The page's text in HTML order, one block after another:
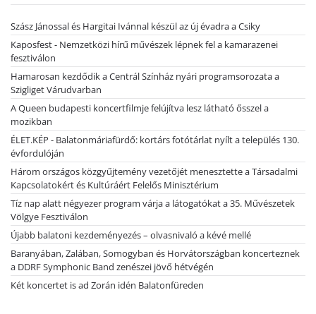
Szász Jánossal és Hargitai Ivánnal készül az új évadra a Csiky
Kaposfest - Nemzetközi hírű művészek lépnek fel a kamarazenei
fesztiválon
Hamarosan kezdődik a Centrál Színház nyári programsorozata a
Szigliget Várudvarban
A Queen budapesti koncertfilmje felújítva lesz látható ősszel a
mozikban
ÉLET.KÉP - Balatonmáriafürdő: kortárs fotótárlat nyílt a település 130.
évfordulóján
Három országos közgyűjtemény vezetőjét menesztette a Társadalmi
Kapcsolatokért és Kultúráért Felelős Minisztérium
Tíz nap alatt négyezer program várja a látogatókat a 35. Művészetek
Völgye Fesztiválon
Újabb balatoni kezdeményezés – olvasnivaló a kévé mellé
Baranyában, Zalában, Somogyban és Horvátországban koncerteznek
a DDRF Symphonic Band zenészei jövő hétvégén
Két koncertet is ad Zorán idén Balatonfüreden